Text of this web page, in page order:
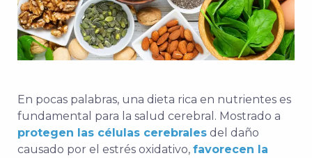
En pocas palabras, una dieta rica en nutrientes es
fundamental para la salud cerebral. Mostrado a
protegen las células cerebrales del daño
causado por el estrés oxidativo, favorecen la